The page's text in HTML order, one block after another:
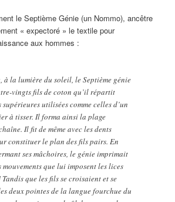
le Septième Génie (un Nommo), ancêtre
« expectoré » le textile pour
aux hommes :
à la lumière du soleil, le Septième génie
vingts fils de coton qu’il répartit
supérieures utilisées comme celles d’un
à tisser. Il forma ainsi la plage
Il fit de même avec les dents
constituer le plan des fils pairs. En
ses mâchoires, le génie imprimait
que lui imposent les lices
que les fils se croisaient et se
deux pointes de la langue fourchue du